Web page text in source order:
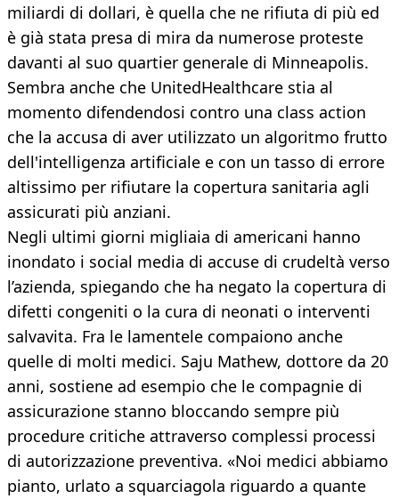
miliardi di dollari, è quella che ne rifiuta di più ed
è già stata presa di mira da numerose proteste
davanti al suo quartier generale di Minneapolis.
Sembra anche che UnitedHealthcare stia al
momento difendendosi contro una class action
che la accusa di aver utilizzato un algoritmo frutto
dell'intelligenza artificiale e con un tasso di errore
altissimo per rifiutare la copertura sanitaria agli
assicurati più anziani.
Negli ultimi giorni migliaia di americani hanno
inondato i social media di accuse di crudeltà verso
l’azienda, spiegando che ha negato la copertura di
difetti congeniti o la cura di neonati o interventi
salvavita. Fra le lamentele compaiono anche
quelle di molti medici. Saju Mathew, dottore da 20
anni, sostiene ad esempio che le compagnie di
assicurazione stanno bloccando sempre più
procedure critiche attraverso complessi processi
di autorizzazione preventiva. «Noi medici abbiamo
pianto, urlato a squarciagola riguardo a quante